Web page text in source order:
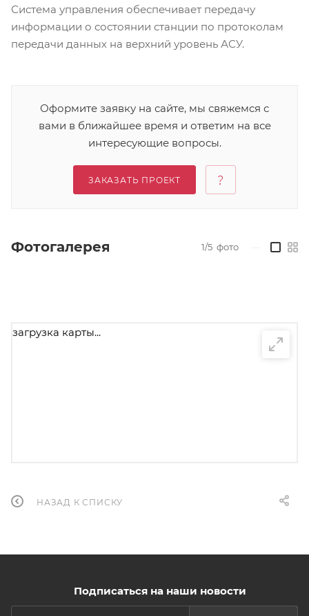
Система управления обеспечивает передачу
информации о состоянии станции по протоколам
передачи данных на верхний уровень АСУ.
Оформите заявку на сайте, мы свяжемся с
вами в ближайшее время и ответим на все
интересующие вопросы.
ЗАКАЗАТЬ ПРОЕКТ
Фотогалерея 1/5 фото
загрузка карты...
НАЗАД К СПИСКУ
Подписаться на наши новости